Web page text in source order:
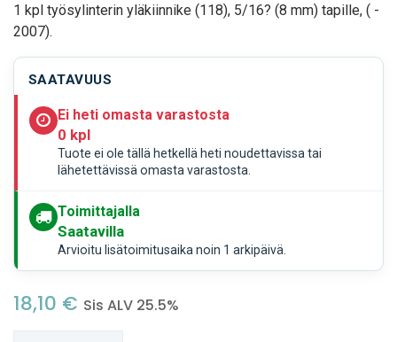
1 kpl työsylinterin yläkiinnike (118), 5/16? (8 mm) tapille, ( -
2007).
SAATAVUUS
Ei heti omasta varastosta
0 kpl
Tuote ei ole tällä hetkellä heti noudettavissa tai
lähetettävissä omasta varastosta.
Toimittajalla
Saatavilla
Arvioitu lisätoimitusaika noin 1 arkipäivä.
18,10 € Sis ALV 25.5%